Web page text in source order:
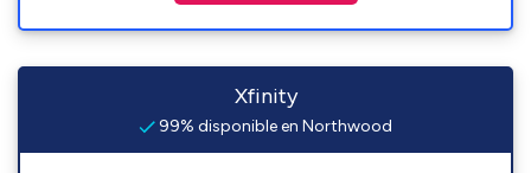
Xfinity
99% disponible en Northwood